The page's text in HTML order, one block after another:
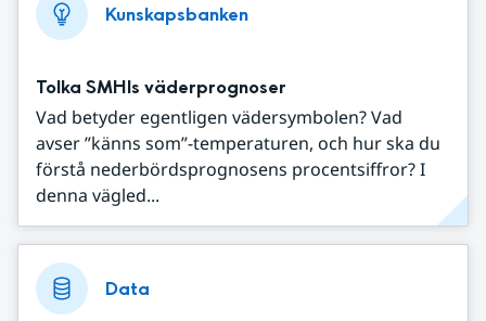
Kunskapsbanken
Tolka SMHIs väderprognoser
Vad betyder egentligen vädersymbolen? Vad
avser ”känns som”-temperaturen, och hur ska du
förstå nederbördsprognosens procentsiffror? I
denna vägled...
Data